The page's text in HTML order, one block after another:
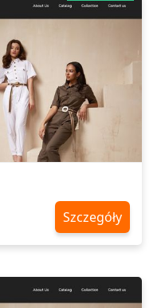
Szczegóły